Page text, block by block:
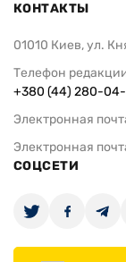
КОНТАКТЫ
01010 Киев, ул.
Телефон
+380 (44) 280-
Электронная
Электронная
СОЦСЕТИ